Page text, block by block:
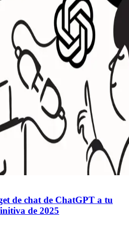
de chat de ChatGPT a tu
de 2025